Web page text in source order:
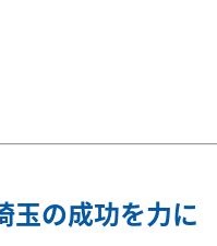
玉の成功を力に